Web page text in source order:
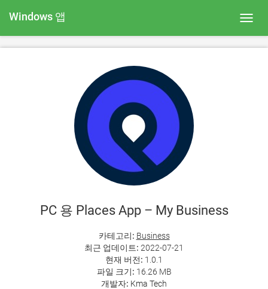
Windows 앱
PC 용 Places App – My Business
카테고리: Business
최근 업데이트: 2022-07-21
현재 버전: 1.0.1
파일 크기: 16.26 MB
개발자: Kma Tech